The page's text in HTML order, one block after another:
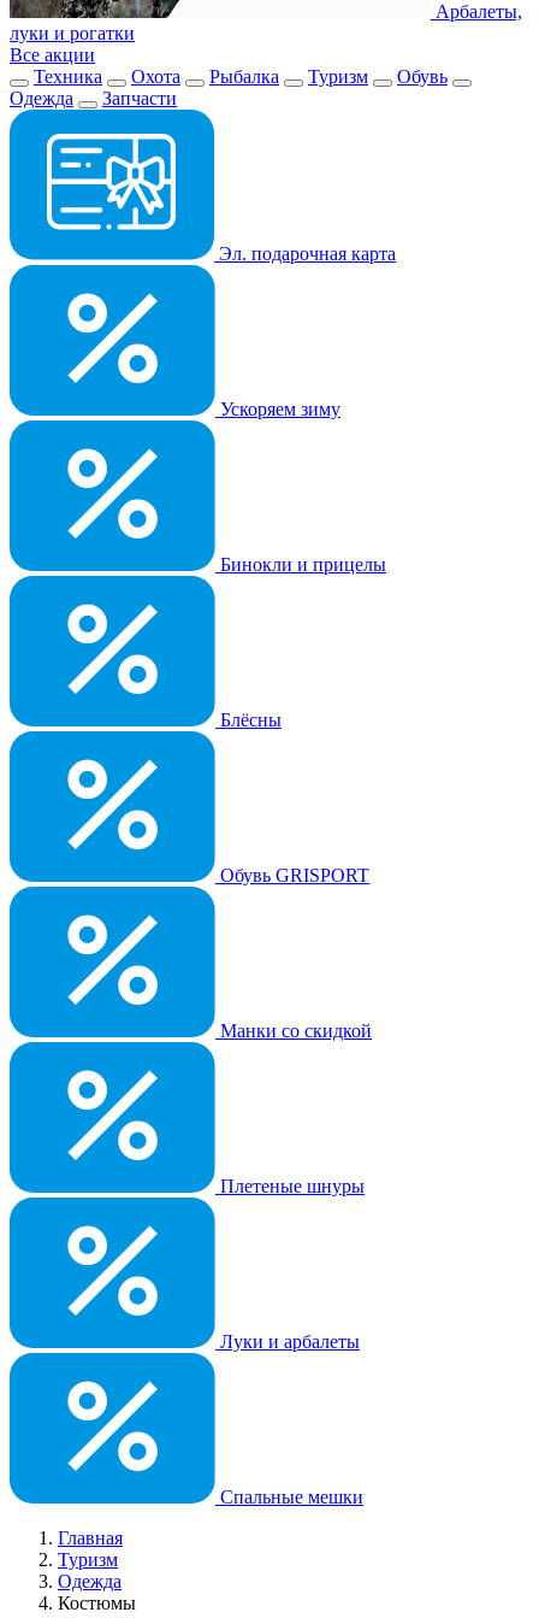
Арбалеты,
луки и рогатки
Все акции
Техника
Охота Рыбалка Туризм
Обувь
Одежда
Запчасти
Эл. подарочная карта
Ускоряем зиму
Бинокли и прицелы
Блёсны
Обувь GRISPORT
Манки со скидкой
Плетеные шнуры
Луки и арбалеты
Спальные мешки
Главная
Туризм
Одежда
Костюмы